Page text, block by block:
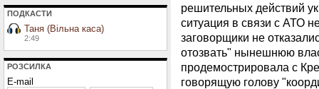
ПОДКАСТИ
Таня (Вільна каса)
2:49
РОЗСИЛКА
E-mail
решительных действий
ситуация в связи с АТО
заговорщики не
отозвать" нынешнюю
продемострировала с
говорящую голову